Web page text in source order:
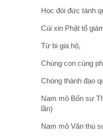
Học đòi đức tánh
Cúi xin Phật tổ
Từ bi gia hộ,
Chúng con cùng
Chóng thành đạo
Nam mô Bổn sư
lần)
Nam mô Văn thù